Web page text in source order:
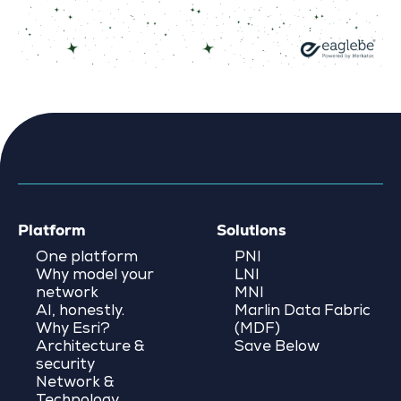
Platform
One platform
Why model your
network
AI, honestly.
Why Esri?
Architecture &
security
Network &
Solutions
PNI
LNI
MNI
Marlin Data Fabric
(MDF)
Save Below